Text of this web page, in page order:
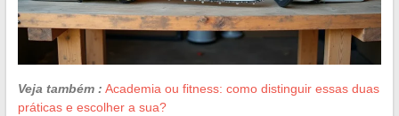
Veja também : Academia ou fitness: como distinguir essas duas
práticas e escolher a sua?